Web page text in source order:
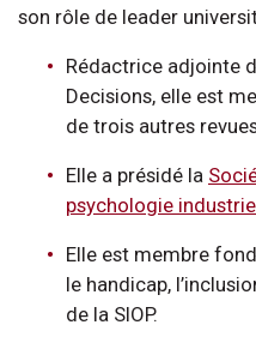
son rôle de leader
Rédactrice adjointe
Decisions, elle est
de trois autres
Elle a présidé la
psychologie
Elle est membre
le handicap,
de la SIOP.